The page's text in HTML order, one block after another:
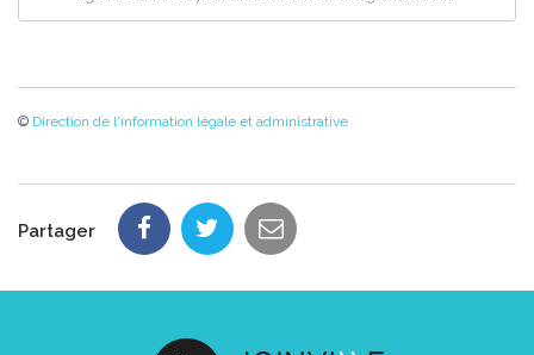
© Direction de l'information légale et administrative
Partager